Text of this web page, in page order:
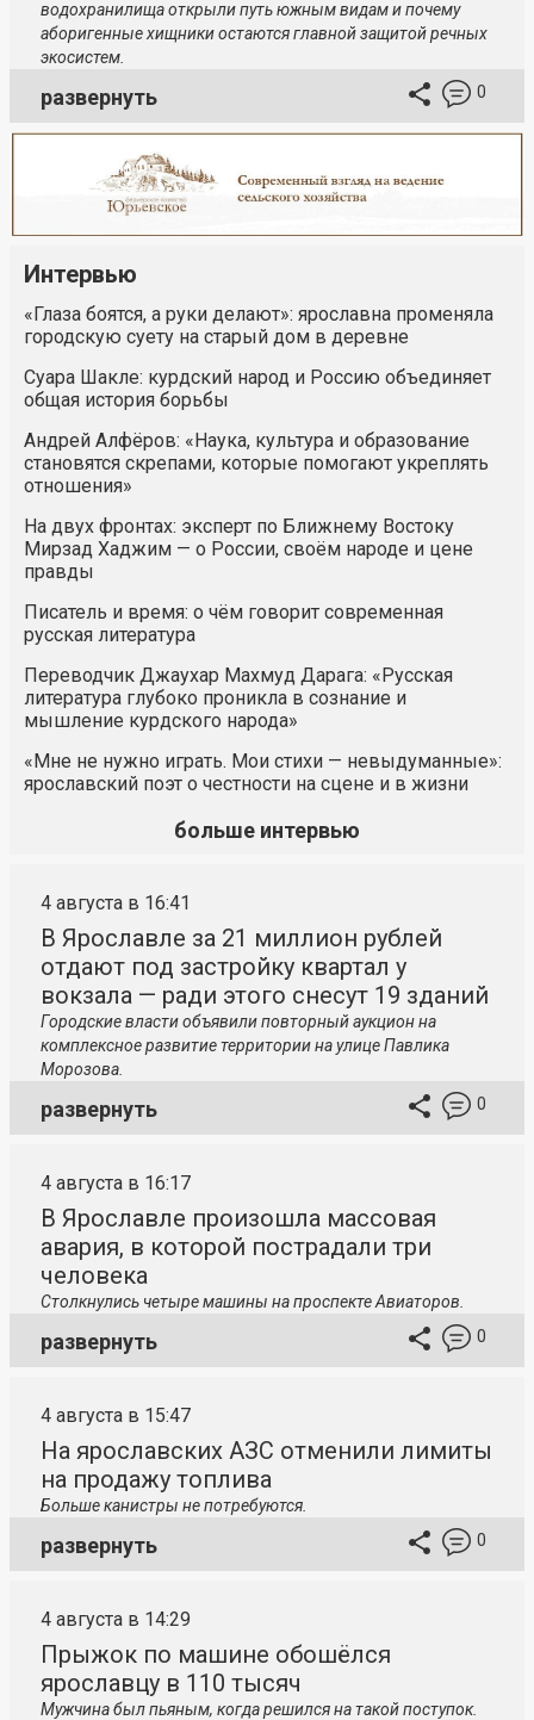
водохранилища открыли путь южным видам и почему
аборигенные хищники остаются главной защитой речных
экосистем.
развернуть 0
Интервью
«Глаза боятся, а руки делают»: ярославна променяла
городскую суету на старый дом в деревне
Суара Шакле: курдский народ и Россию объединяет
общая история борьбы
Андрей Алфёров: «Наука, культура и образование
становятся скрепами, которые помогают укреплять
отношения»
На двух фронтах: эксперт по Ближнему Востоку
Мирзад Хаджим — о России, своём народе и цене
правды
Писатель и время: о чём говорит современная
русская литература
Переводчик Джаухар Махмуд Дарага: «Русская
литература глубоко проникла в сознание и
мышление курдского народа»
«Мне не нужно играть. Мои стихи — невыдуманные»:
ярославский поэт о честности на сцене и в жизни
больше интервью
4 августа в 16:41
В Ярославле за 21 миллион рублей
отдают под застройку квартал у
вокзала — ради этого снесут 19 зданий
Городские власти объявили повторный аукцион на
комплексное развитие территории на улице Павлика
Морозова.
развернуть 0
4 августа в 16:17
В Ярославле произошла массовая
авария, в которой пострадали три
человека
Столкнулись четыре машины на проспекте Авиаторов.
развернуть 0
4 августа в 15:47
На ярославских АЗС отменили лимиты
на продажу топлива
Больше канистры не потребуются.
развернуть 0
4 августа в 14:29
Прыжок по машине обошёлся
ярославцу в 110 тысяч
Мужчина был пьяным, когда решился на такой поступок.